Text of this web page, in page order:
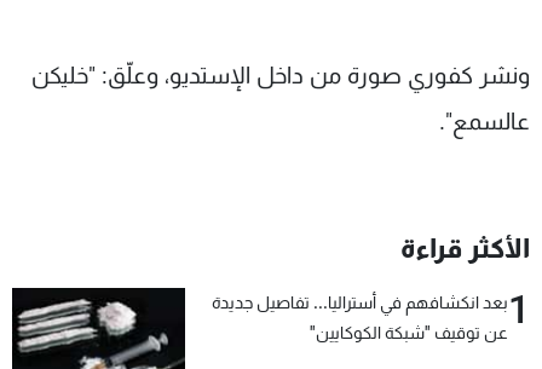
ونشر كفوري صورة من داخل الإستديو، وعلّق: "خليكن
عالسمع".
الأكثر قراءة
1بعد انكشافهم في أستراليا... تفاصيل جديدة
عن توقيف "شبكة الكوكايين"